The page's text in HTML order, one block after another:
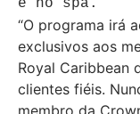
e no spa.
“O programa irá
exclusivos aos
Royal Caribbean
clientes fiéis.